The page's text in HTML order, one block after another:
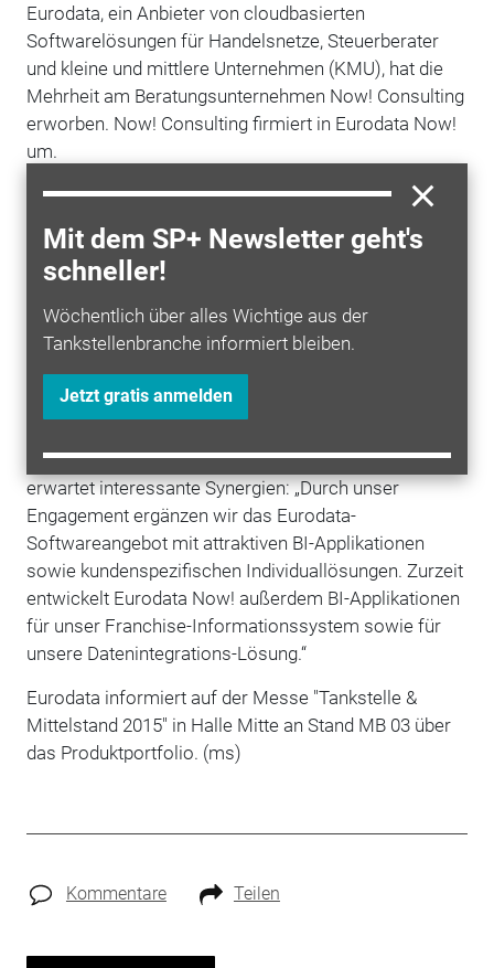
Mit dem SP+ Newsletter geht's
schneller!
Wöchentlich über alles Wichtige aus der
Tankstellenbranche informiert bleiben.
Jetzt gratis anmelden
Eurodata, ein Anbieter von cloudbasierten
Softwarelösungen für Handelsnetze, Steuerberater
und kleine und mittlere Unternehmen (KMU), hat die
Mehrheit am Beratungsunternehmen Now! Consulting
erworben. Now! Consulting firmiert in Eurodata Now!
um.
Now! Consulting bewegt sich seit 2003 am
deutschsprachigen Business-Intelligence (BI)
Beratungsmarkt. Das Unternehmen hat sich als BI-
Betreiber, -Architekt und Implementierer von IBM
Cognos-, Informatica- und Microsoft-Lösungen
etabliert. Jetzt hat Now! Consulting mit Eurodata einen
und die Erschließung neuer Geschäftsfelder
ermöglichen möchte.
Der Eurodata-Vorstandsvorsitzende Uwe Richter
erwartet interessante Synergien: „Durch unser
Engagement ergänzen wir das Eurodata-
Softwareangebot mit attraktiven BI-Applikationen
sowie kundenspezifischen Individuallösungen. Zurzeit
entwickelt Eurodata Now! außerdem BI-Applikationen
für unser Franchise-Informationssystem sowie für
unsere Datenintegrations-Lösung.“
Eurodata informiert auf der Messe "Tankstelle &
Mittelstand 2015" in Halle Mitte an Stand MB 03 über
das Produktportfolio. (ms)
Kommentare Teilen